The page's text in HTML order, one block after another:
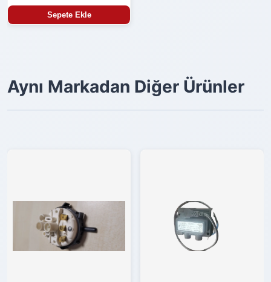
Sepete Ekle
Aynı Markadan Diğer Ürünler